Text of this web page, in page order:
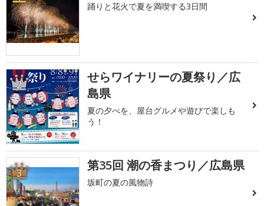
踊りと花火で夏を満喫する3日間
2
せらワイナリーの夏祭り／広
島県
夏の夕べを、屋台グルメや遊びで楽しも
う！
3 第35回 潮の香まつり／広島県
坂町の夏の風物詩